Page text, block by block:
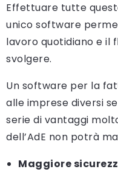
Effettuare tutte
unico software
lavoro quotidiano e il
svolgere.
Un software per la
alle imprese diversi
serie di vantaggi
dell’AdE non potrà
Maggiore